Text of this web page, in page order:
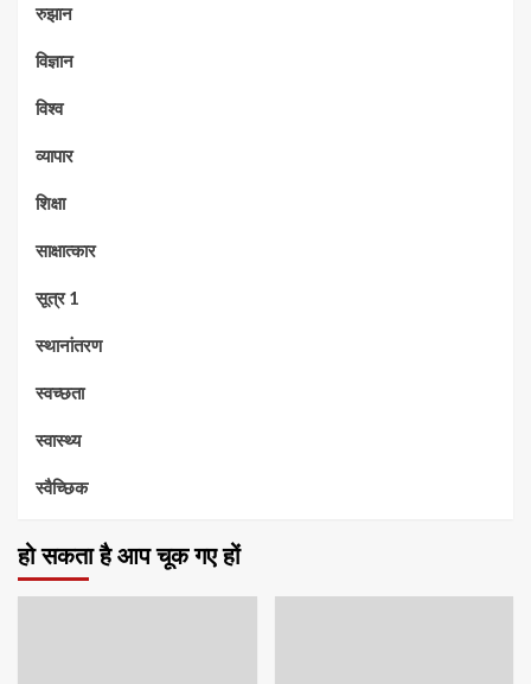
रुझान
विज्ञान
विश्व
व्यापार
शिक्षा
साक्षात्कार
सूत्र 1
स्थानांतरण
स्वच्छता
स्वास्थ्य
स्वैच्छिक
हो सकता है आप चूक गए हों